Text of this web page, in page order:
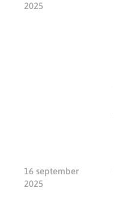
2025
16 september
2025